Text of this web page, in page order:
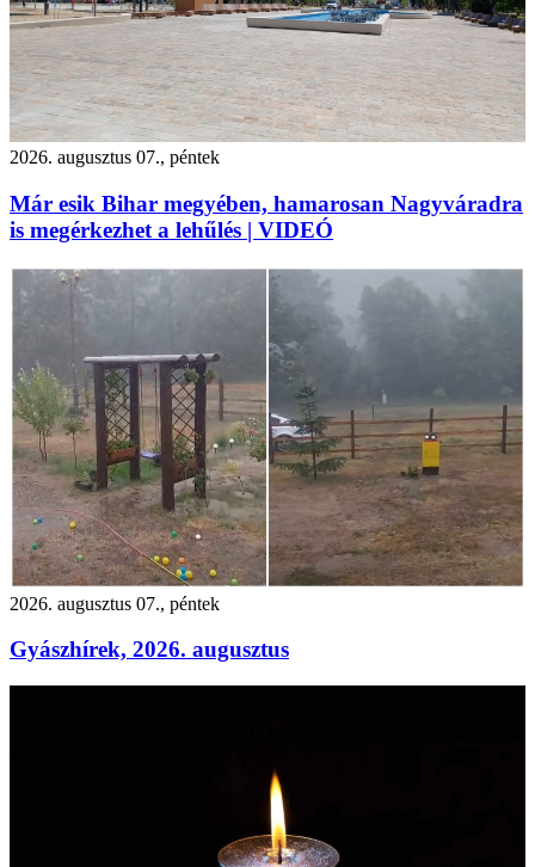
2026. augusztus 07., péntek
Már esik Bihar megyében, hamarosan Nagyváradra
is megérkezhet a lehűlés | VIDEÓ
2026. augusztus 07., péntek
Gyászhírek, 2026. augusztus